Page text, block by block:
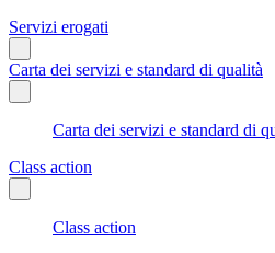
Servizi erogati
Carta dei servizi e standard di qualità
Carta dei servizi e standard di
Class action
Class action